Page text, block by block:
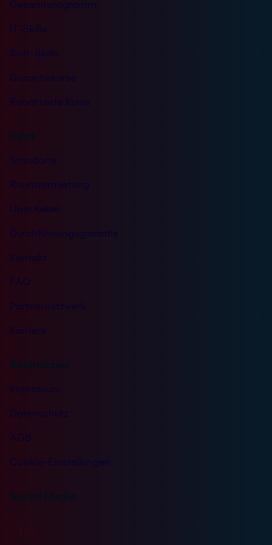
Gesamtprogramm
IT-Skills
Soft-Skills
Garantiekurse
Rabattierte Kurse
Infos
Standorte
Raumvermietung
Über Kebel
Durchführungsgarantie
Kontakt
FAQ
Partnernetzwerk
Karriere
Rechtliches
Impressum
Datenschutz
AGB
Cookie-Einstellungen
Social Media